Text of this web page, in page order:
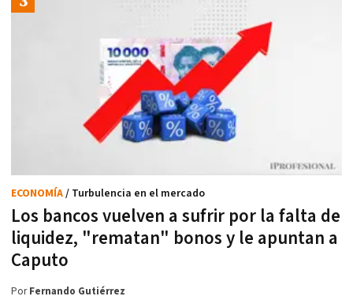
Los bancos vuelven a sufrir por la falta de
liquidez, "rematan" bonos y le apuntan a
Caputo
ECONOMÍA/ Turbulencia en el mercado
PorFernando Gutiérrez